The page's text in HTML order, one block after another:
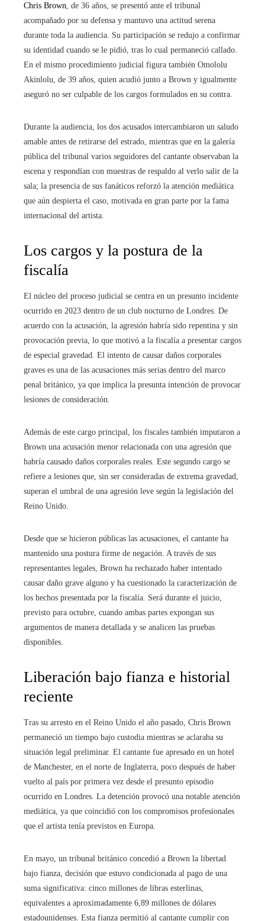
Chris Brown , de 36 años, se presentó ante el tribunal
acompañado por su defensa y mantuvo una actitud serena
durante toda la audiencia. Su participación se redujo a confirmar
su identidad cuando se le pidió, tras lo cual permaneció callado.
En el mismo procedimiento judicial figura también Omololu
Akinlolu, de 39 años, quien acudió junto a Brown y igualmente
aseguró no ser culpable de los cargos formulados en su contra.
Durante la audiencia, los dos acusados intercambiaron un saludo
amable antes de retirarse del estrado, mientras que en la galería
pública del tribunal varios seguidores del cantante observaban la
escena y respondían con muestras de respaldo al verlo salir de la
sala; la presencia de sus fanáticos reforzó la atención mediática
que aún despierta el caso, motivada en gran parte por la fama
internacional del artista.
Los cargos y la postura de la
fiscalía
El núcleo del proceso judicial se centra en un presunto incidente
ocurrido en 2023 dentro de un club nocturno de Londres. De
acuerdo con la acusación, la agresión habría sido repentina y sin
provocación previa, lo que motivó a la fiscalía a presentar cargos
de especial gravedad. El intento de causar daños corporales
graves es una de las acusaciones más serias dentro del marco
penal británico, ya que implica la presunta intención de provocar
lesiones de consideración.
Además de este cargo principal, los fiscales también imputaron a
Brown una acusación menor relacionada con una agresión que
habría causado daños corporales reales. Este segundo cargo se
refiere a lesiones que, sin ser consideradas de extrema gravedad,
superan el umbral de una agresión leve según la legislación del
Reino Unido.
Desde que se hicieron públicas las acusaciones, el cantante ha
mantenido una postura firme de negación. A través de sus
representantes legales, Brown ha rechazado haber intentado
causar daño grave alguno y ha cuestionado la caracterización de
los hechos presentada por la fiscalía. Será durante el juicio,
previsto para octubre, cuando ambas partes expongan sus
argumentos de manera detallada y se analicen las pruebas
disponibles.
Liberación bajo fianza e historial
reciente
Tras su arresto en el Reino Unido el año pasado, Chris Brown
permaneció un tiempo bajo custodia mientras se aclaraba su
situación legal preliminar. El cantante fue apresado en un hotel
de Manchester, en el norte de Inglaterra, poco después de haber
vuelto al país por primera vez desde el presunto episodio
ocurrido en Londres. La detención provocó una notable atención
mediática, ya que coincidió con los compromisos profesionales
que el artista tenía previstos en Europa.
En mayo, un tribunal británico concedió a Brown la libertad
bajo fianza, decisión que estuvo condicionada al pago de una
suma significativa: cinco millones de libras esterlinas,
equivalentes a aproximadamente 6,89 millones de dólares
estadounidenses. Esta fianza permitió al cantante cumplir con